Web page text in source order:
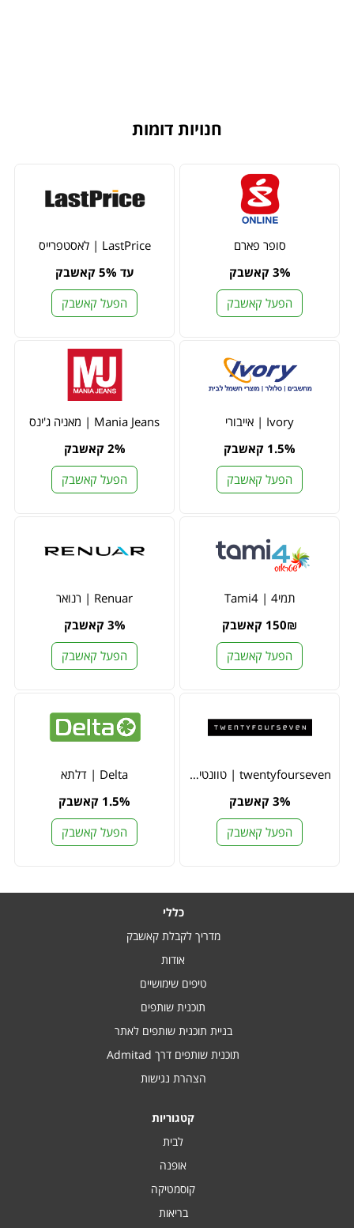
חנויות דומות
סופר פארם
3% קאשבק
הפעל קאשבק
LastPrice | לאסטפרייס
עד 5% קאשבק
הפעל קאשבק
Ivory | אייבורי
1.5% קאשבק
הפעל קאשבק
Mania Jeans | מאניה ג'ינס
2% קאשבק
הפעל קאשבק
תמי4 | Tami4
150₪ קאשבק
הפעל קאשבק
Renuar | רנואר
3% קאשבק
הפעל קאשבק
twentyfourseven | טוונטי פור סבן
3% קאשבק
הפעל קאשבק
Delta | דלתא
1.5% קאשבק
הפעל קאשבק
כללי
מדריך לקבלת קאשבק
אודות
טיפים שימושיים
תוכנית שותפים
בניית תוכנית שותפים לאתר
תוכנית שותפים דרך Admitad
הצהרת נגישות
קטגוריות
לבית
אופנה
קוסמטיקה
בריאות